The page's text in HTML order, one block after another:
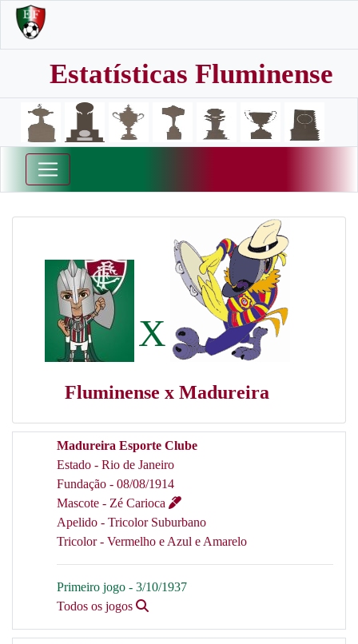
Estatísticas Fluminense
X
Fluminense x Madureira
Madureira Esporte Clube
Estado - Rio de Janeiro
Fundação - 08/08/1914
Mascote - Zé Carioca
Apelido - Tricolor Suburbano
Tricolor - Vermelho e Azul e Amarelo
Primeiro jogo - 3/10/1937
Todos os jogos